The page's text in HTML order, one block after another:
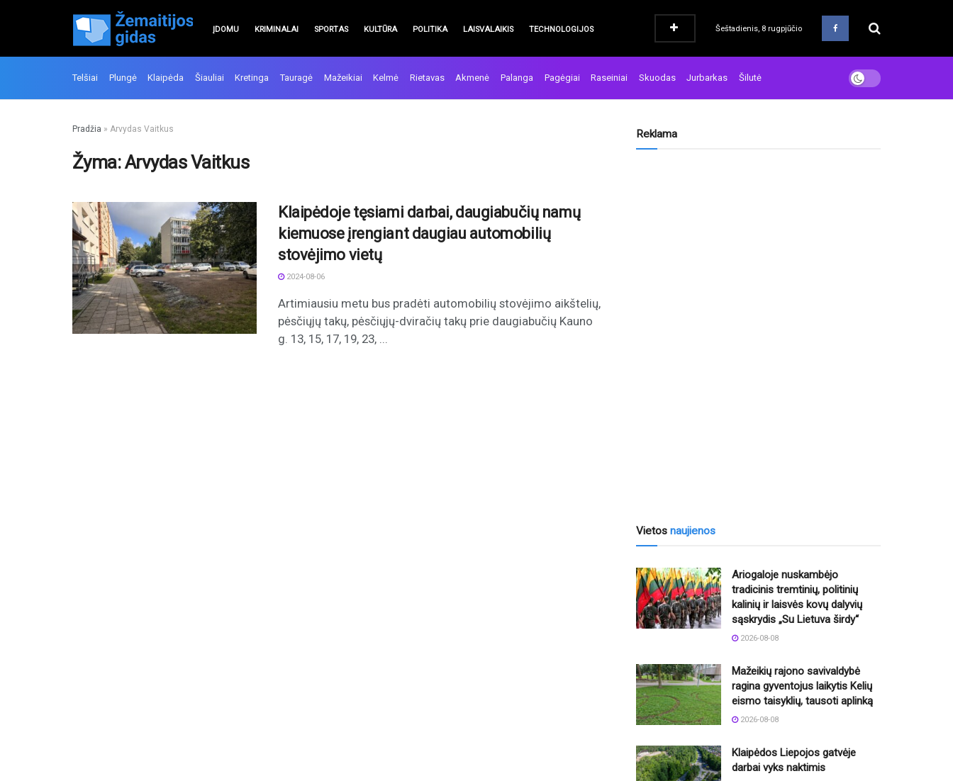
ĮDOMU KRIMINALAI SPORTAS KULTŪRA POLITIKA LAISVALAIKIS TECHNOLOGIJOS Šeštadienis, 8 rugpjūčio
Telšiai Plungė Klaipėda Šiauliai Kretinga Tauragė Mažeikiai Kelmė Rietavas Akmenė Palanga Pagėgiai Raseiniai Skuodas Jurbarkas Šilutė
Pradžia » Arvydas Vaitkus
Žyma:Arvydas Vaitkus
Klaipėdoje tęsiami darbai, daugiabučių namų
kiemuose įrengiant daugiau automobilių
stovėjimo vietų
2024-08-06
Artimiausiu metu bus pradėti automobilių stovėjimo aikštelių,
pėsčiųjų takų, pėsčiųjų-dviračių takų prie daugiabučių Kauno
g. 13, 15, 17, 19, 23, ...
Reklama
Vietos naujienos
Ariogaloje nuskambėjo
tradicinis tremtinių, politinių
kalinių ir laisvės kovų dalyvių
sąskrydis „Su Lietuva širdy“
2026-08-08
Mažeikių rajono savivaldybė
ragina gyventojus laikytis Kelių
eismo taisyklių, tausoti aplinką
2026-08-08
Klaipėdos Liepojos gatvėje
darbai vyks naktimis